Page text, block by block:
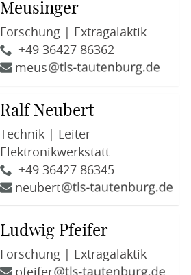
Meusinger
Forschung | Extragalaktik
+49 36427 86362
meus
Ralf Neubert
Technik | Leiter
Elektronikwerkstatt
+49 36427 86345
neubert
Ludwig Pfeifer
Forschung | Extragalaktik